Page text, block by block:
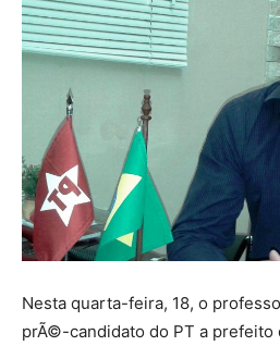
Nesta quarta-feira, 18, o
prÃ©-candidato do PT a prefeito